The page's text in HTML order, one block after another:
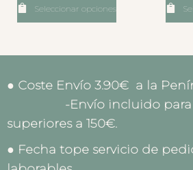
Seleccionar opciones
● Coste Envío 3.90€ a
-Envío incluido para
superiores a 150€.
● Fecha tope servicio de